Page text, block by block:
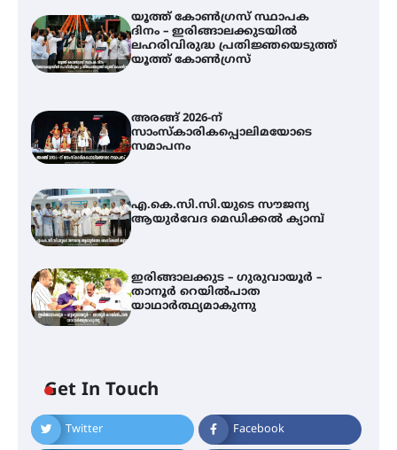
യൂത്ത് കോൺഗ്രസ്‌ സ്ഥാപക
ദിനം – ഇരിങ്ങാലക്കുടയിൽ
ലഹരിവിരുദ്ധ പ്രതിജ്ഞയെടുത്ത്
യൂത്ത് കോൺഗ്രസ്
അരങ്ങ് 2026-ന്
സാംസ്കാരികപ്പൊലിമയോടെ
സമാപനം
എ.കെ.സി.സി.യുടെ സൗജന്യ
ആയുർവേദ മെഡിക്കൽ ക്യാമ്പ്
ഇരിങ്ങാലക്കുട – ഗുരുവായൂർ –
താനൂർ റെയിൽപാത
യാഥാർത്ഥ്യമാകുന്നു
Get In Touch
Twitter Facebook